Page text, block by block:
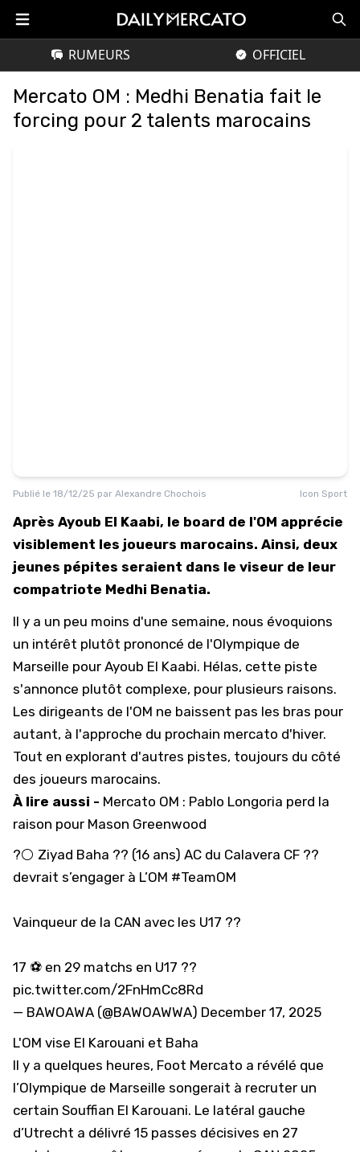
RUMEURS OFFICIEL
Mercato OM : Medhi Benatia fait le
forcing pour 2 talents marocains
Publié le 18/12/25 par Alexandre Chochois Icon Sport
Après Ayoub El Kaabi, le board de l'OM apprécie
visiblement les joueurs marocains. Ainsi, deux
jeunes pépites seraient dans le viseur de leur
compatriote Medhi Benatia.
Il y a un peu moins d'une semaine, nous évoquions
un intérêt plutôt prononcé de l'Olympique de
Marseille pour Ayoub El Kaabi. Hélas, cette piste
s'annonce plutôt complexe, pour plusieurs raisons.
Les dirigeants de l'OM ne baissent pas les bras pour
autant, à l'approche du prochain mercato d'hiver.
Tout en explorant d'autres pistes, toujours du côté
des joueurs marocains.
À lire aussi - Mercato OM : Pablo Longoria perd la
raison pour Mason Greenwood
?⚪️ Ziyad Baha ?? (16 ans) AC du Calavera CF ??
devrait s’engager à L’OM #TeamOM
Vainqueur de la CAN avec les U17 ??
17 ⚽️ en 29 matchs en U17 ??
pic.twitter.com/2FnHmCc8Rd
— BAWOAWA (@BAWOAWWA) December 17, 2025
L'OM vise El Karouani et Baha
Il y a quelques heures, Foot Mercato a révélé que
l’Olympique de Marseille songerait à recruter un
certain Souffian El Karouani. Le latéral gauche
d’Utrecht a délivré 15 passes décisives en 27